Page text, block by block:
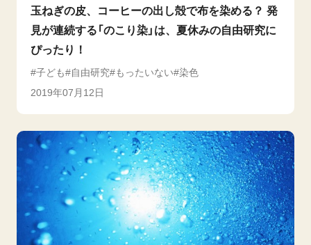
玉ねぎの皮、コーヒーの出し殻で布を染める？ 発
見が連続する「のこり染」は、夏休みの自由研究に
ぴったり！
子ども 自由研究 もったいない 染色
2019年07月12日